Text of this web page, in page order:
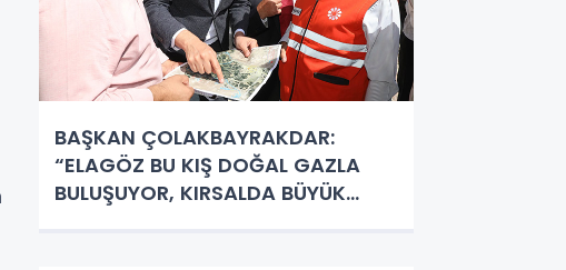
BAŞKAN ÇOLAKBAYRAKDAR:
“ELAGÖZ BU KIŞ DOĞAL GAZLA
BULUŞUYOR, KIRSALDA BÜYÜK